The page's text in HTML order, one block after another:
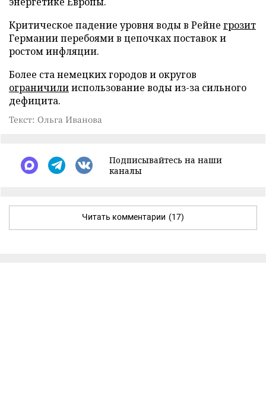
Критическое падение уровня воды в Рейне грозит
Германии перебоями в цепочках поставок и
ростом инфляции.
Более ста немецких городов и округов
ограничилииспользование воды из-за сильного
дефицита.
Текст: Ольга Иванова
Подписывайтесь на наши
каналы
Читать комментарии (17)